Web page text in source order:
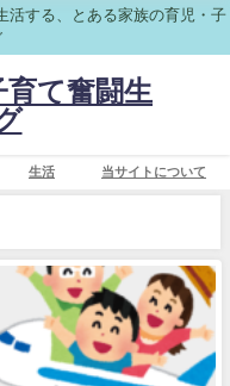
活する、とある家族の育児・子
て奮闘生
生活 当サイトについて